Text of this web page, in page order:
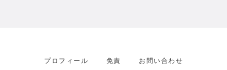
プロフィール 免責 お問い合わせ